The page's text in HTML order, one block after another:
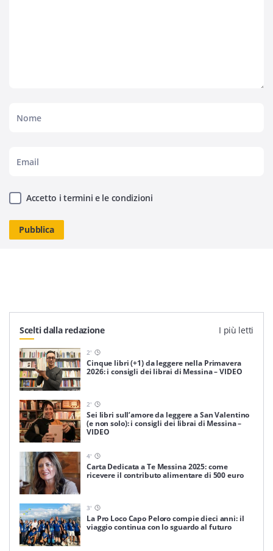
Accetto i termini e le condizioni
Scelti dalla redazione I più letti
2'
Cinque libri (+1) da leggere nella Primavera
2026: i consigli dei librai di Messina – VIDEO
2'
Sei libri sull’amore da leggere a San Valentino
(e non solo): i consigli dei librai di Messina –
VIDEO
4'
Carta Dedicata a Te Messina 2025: come
ricevere il contributo alimentare di 500 euro
3'
La Pro Loco Capo Peloro compie dieci anni: il
viaggio continua con lo sguardo al futuro